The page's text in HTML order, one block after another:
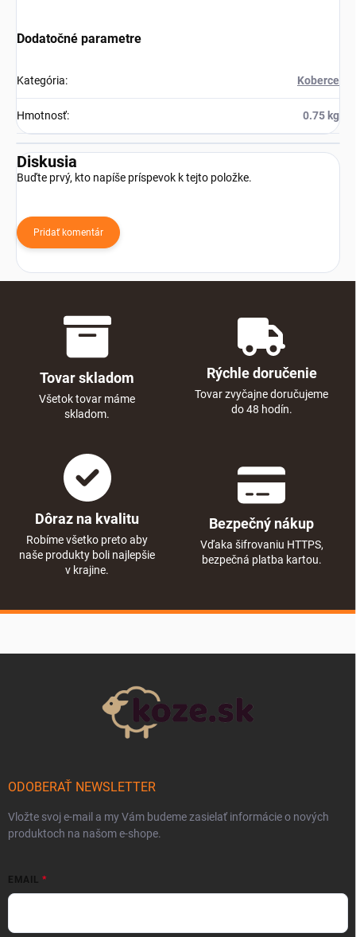
Dodatočné parametre
Kategória: Koberce
Hmotnosť: 0.75 kg
Diskusia
Buďte prvý, kto napíše príspevok k tejto položke.
Pridať komentár
Tovar skladom
Všetok tovar máme
skladom.
Rýchle doručenie
Tovar zvyčajne doručujeme
do 48 hodín.
Dôraz na kvalitu
Robíme všetko preto aby
naše produkty boli najlepšie
v krajine.
Bezpečný nákup
Vďaka šifrovaniu HTTPS,
bezpečná platba kartou.
ODOBERAŤ NEWSLETTER
Vložte svoj e-mail a my Vám budeme zasielať informácie o nových
produktoch na našom e-shope.
EMAIL